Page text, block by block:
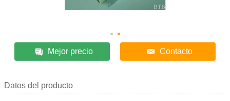
Mejor precio Contacto
Datos del producto